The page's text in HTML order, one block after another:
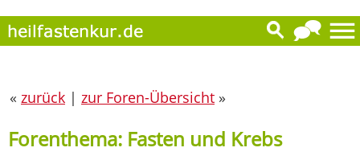
« zurück | zur Foren-Übersicht »
Forenthema: Fasten und Krebs